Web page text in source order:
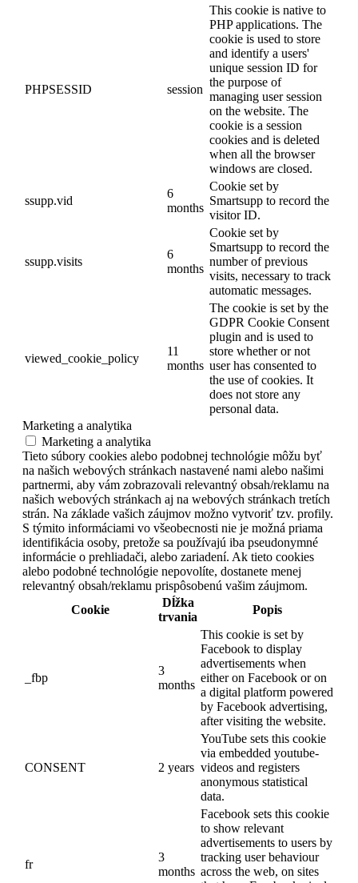
PHPSESSID session
This cookie is native to
PHP applications. The
cookie is used to store
and identify a users'
unique session ID for
the purpose of
managing user session
on the website. The
cookie is a session
cookies and is deleted
when all the browser
windows are closed.
ssupp.vid
6
months
Cookie set by
Smartsupp to record the
visitor ID.
ssupp.visits
6
months
Cookie set by
Smartsupp to record the
number of previous
visits, necessary to track
automatic messages.
viewed_cookie_policy
11
months
The cookie is set by the
GDPR Cookie Consent
plugin and is used to
store whether or not
user has consented to
the use of cookies. It
does not store any
personal data.
Marketing a analytika
Marketing a analytika
Tieto súbory cookies alebo podobnej technológie môžu byť
na našich webových stránkach nastavené nami alebo našimi
partnermi, aby vám zobrazovali relevantný obsah/reklamu na
našich webových stránkach aj na webových stránkach tretích
strán. Na základe vašich záujmov možno vytvoriť tzv. profily.
S týmito informáciami vo všeobecnosti nie je možná priama
identifikácia osoby, pretože sa používajú iba pseudonymné
informácie o prehliadači, alebo zariadení. Ak tieto cookies
alebo podobné technológie nepovolíte, dostanete menej
relevantný obsah/reklamu prispôsobenú vašim záujmom.
Cookie
Dĺžka
trvania
Popis
_fbp
3
months
This cookie is set by
Facebook to display
advertisements when
either on Facebook or on
a digital platform powered
by Facebook advertising,
after visiting the website.
CONSENT 2 years
YouTube sets this cookie
via embedded youtube-
videos and registers
anonymous statistical
data.
fr
3
months
Facebook sets this cookie
to show relevant
advertisements to users by
tracking user behaviour
across the web, on sites